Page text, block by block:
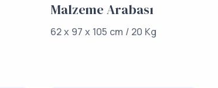
Malzeme Arabası
62 x 97 x 105 cm / 20 Kg